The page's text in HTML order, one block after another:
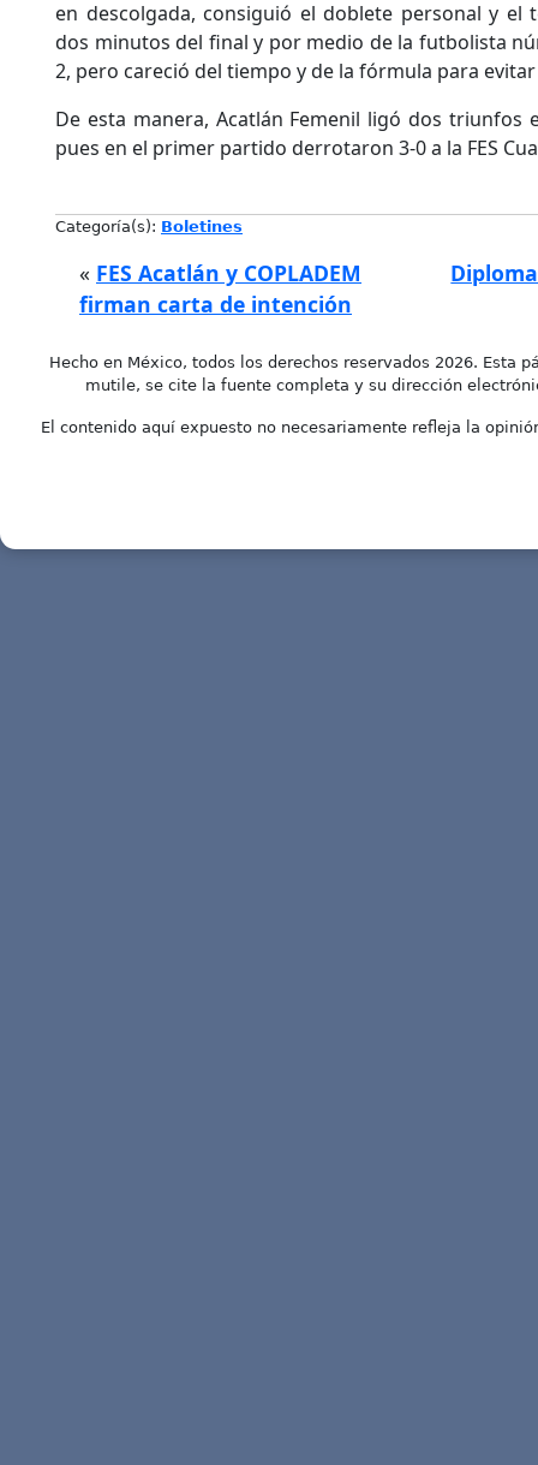
en descolgada, consiguió el doblete personal y el
dos minutos del final y por medio de la futbolista
2, pero careció del tiempo y de la fórmula para
De esta manera, Acatlán Femenil ligó dos triunfos
pues en el primer partido derrotaron 3-0 a la FES
Categoría(s): Boletines
« FES Acatlán y COPLADEM
firman carta de intención
Hecho en México, todos los derechos reservados 2026. Esta
mutile, se cite la fuente completa y su dirección
El contenido aquí expuesto no necesariamente refleja la